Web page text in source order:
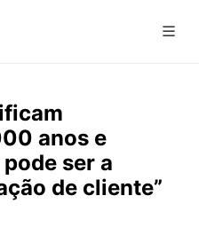
anos e
ser a
de cliente”